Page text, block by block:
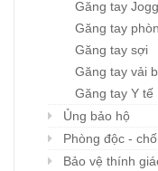
Găng tay
Găng tay
Găng tay sợi
Găng tay vải
Găng tay Y tế
Ủng bảo hộ
Phòng độc -
Bảo vệ thính